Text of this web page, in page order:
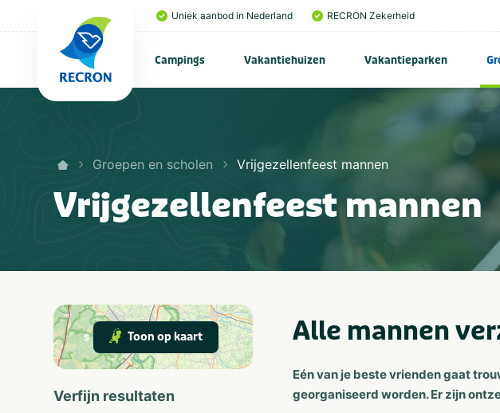
Uniek aanbod in Nederland RECRON Zekerheid
Campings Vakantiehuizen Vakantieparken
Groepen en scholen Vrijgezellenfeest mannen
Vrijgezellenfeest mannen
s Toon op kaart
Verfijn resultaten
Alle mannen
Eén van je beste vrienden gaat
georganiseerd worden. Er zijn